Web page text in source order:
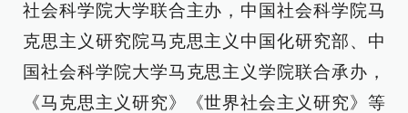
社会科学院大学联合主办，中国社会科学院马
克思主义研究院马克思主义中国化研究部、中
国社会科学院大学马克思主义学院联合承办，
《马克思主义研究》《世界社会主义研究》等